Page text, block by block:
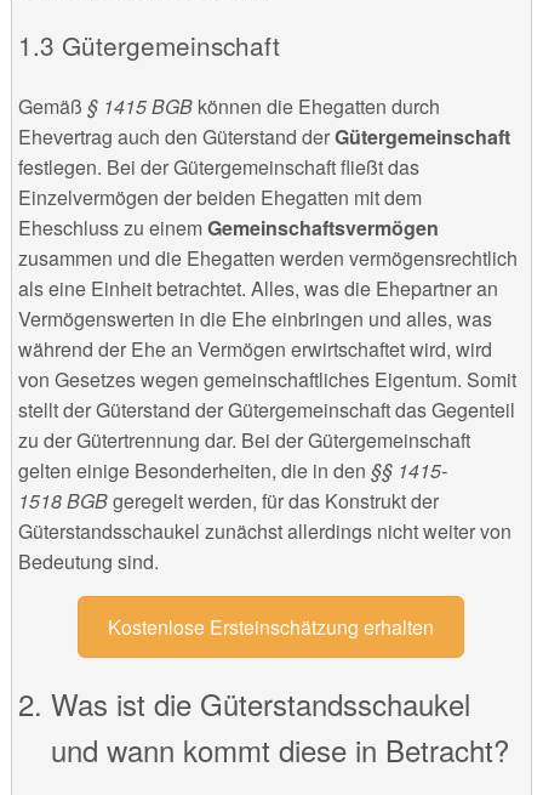
Gütergemeinschaft
Gemäß § 1415 BGB können die Ehegatten durch
Ehevertrag auch den Güterstand derGütergemeinschaft
festlegen. Bei der Gütergemeinschaft fließt das
Einzelvermögen der beiden Ehegatten mit dem
Eheschluss zu einemGemeinschaftsvermögen
zusammen und die Ehegatten werden vermögensrechtlich
als eine Einheit betrachtet. Alles, was die Ehepartner an
Vermögenswerten in die Ehe einbringen und alles, was
während der Ehe an Vermögen erwirtschaftet wird, wird
von Gesetzes wegen gemeinschaftliches Eigentum. Somit
stellt der Güterstand der Gütergemeinschaft das Gegenteil
zu der Gütertrennung dar. Bei der Gütergemeinschaft
gelten einige Besonderheiten, die in den §§ 1415-
1518 BGBgeregelt werden, für das Konstrukt der
Güterstandsschaukel zunächst allerdings nicht weiter von
Bedeutung sind.
Kostenlose Ersteinschätzung erhalten
Was ist die Güterstandsschaukel
und wann kommt diese in Betracht?